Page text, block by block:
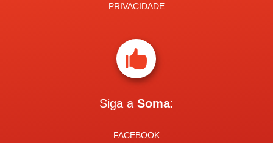
PRIVACIDADE

Siga a Soma:
FACEBOOK